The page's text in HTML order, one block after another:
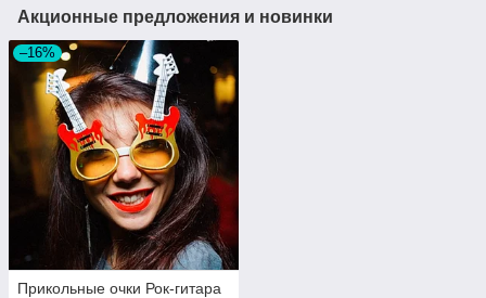
Акционные предложения и новинки
–16%
Прикольные очки Рок-гитара